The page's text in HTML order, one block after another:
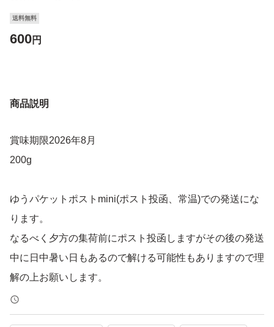
送料無料
600円
商品説明
賞味期限2026年8月
200g
ゆうパケットポストmini(ポスト投函、常温)での発送にな
ります。
なるべく夕方の集荷前にポスト投函しますがその後の発送
中に日中暑い日もあるので解ける可能性もありますので理
解の上お願いします。
厚みがギリギリのため緩衝材なしで専用封筒に入れる梱包
になります。